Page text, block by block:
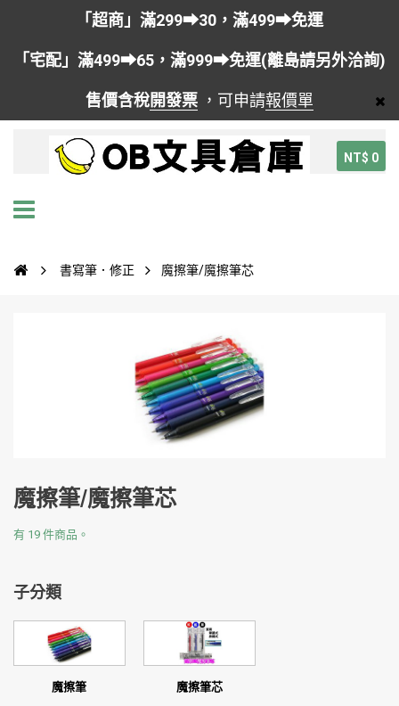
「超商」滿299➡30，滿499➡免運
「宅配」滿499➡65，滿999➡免運(離島請另外洽詢)
售價含稅開發票 ，可申請報價單
NT$ 0
書寫筆．修正 魔擦筆/魔擦筆芯
魔擦筆/魔擦筆芯
有 19 件商品。
子分類
魔擦筆 魔擦筆芯